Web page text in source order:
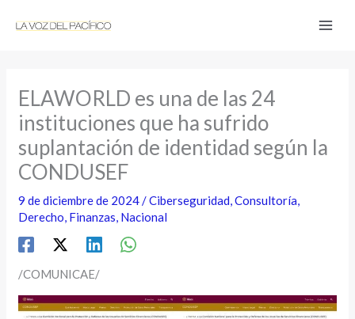
ELAWORLD es una de las 24
instituciones que ha sufrido
suplantación de identidad según la
CONDUSEF
9 de diciembre de 2024/Ciberseguridad,Consultoría,
Derecho, Finanzas, Nacional
/COMUNICAE/